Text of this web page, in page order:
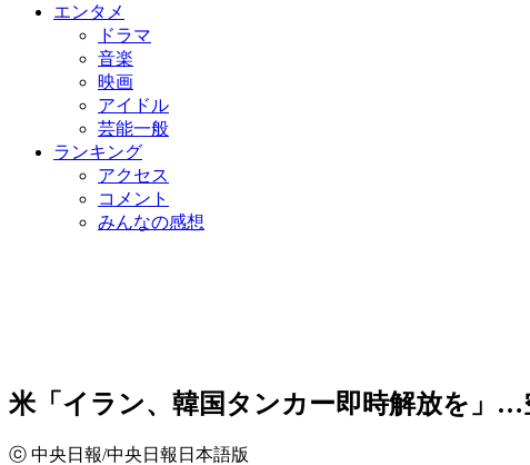
エンタメ
ドラマ
音楽
映画
アイドル
芸能一般
ランキング
アクセス
コメント
みんなの感想
米「イラン、韓国タンカー即時解放を」…
ⓒ 中央日報/中央日報日本語版